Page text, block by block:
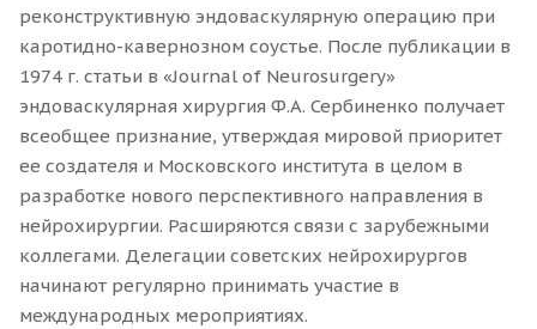
реконструктивную эндоваскулярную операцию при
каротидно-кавернозном соустье. После публикации в
1974 г. статьи в «Journal of Neurosurgery»
эндоваскулярная хирургия Ф.А. Сербиненко получает
всеобщее признание, утверждая мировой приоритет
ее создателя и Московского института в целом в
разработке нового перспективного направления в
нейрохирургии. Расширяются связи с зарубежными
коллегами. Делегации советских нейрохирургов
начинают регулярно принимать участие в
международных мероприятиях.